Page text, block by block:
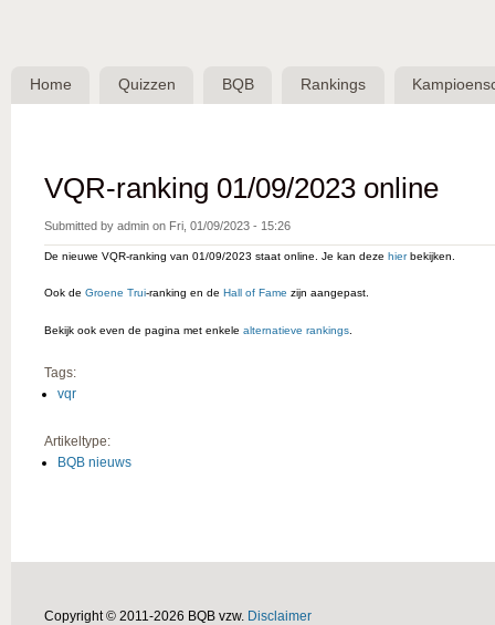
Belgische
QuizBond
Home Quizzen BQB Rankings
VQR-ranking 01/09/2023 online
Submitted by admin on Fri, 01/09/2023 - 15:26
De nieuwe VQR-ranking van 01/09/2023 staat online. Je kan deze hierbekijken.
Ook de Groene Trui-ranking en de Hall of Fame zijn aangepast.
Bekijk ook even de pagina met enkele alternatieve rankings
Tags:
vqr
Artikeltype:
BQB nieuws
Copyright © 2011-2026 BQB vzw. Disclaimer